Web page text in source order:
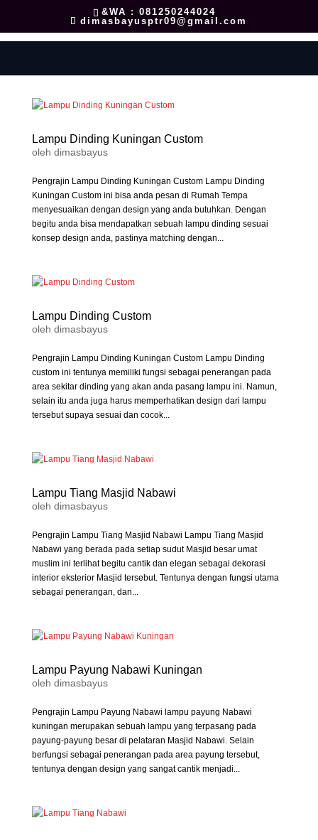
&WA : 081250244024
dimasbayusptr09@gmail.com
Lampu Dinding Kuningan Custom
oleh dimasbayus
Pengrajin Lampu Dinding Kuningan Custom Lampu Dinding
Kuningan Custom ini bisa anda pesan di Rumah Tempa
menyesuaikan dengan design yang anda butuhkan. Dengan
begitu anda bisa mendapatkan sebuah lampu dinding sesuai
konsep design anda, pastinya matching dengan...
Lampu Dinding Custom
oleh dimasbayus
Pengrajin Lampu Dinding Kuningan Custom Lampu Dinding
custom ini tentunya memiliki fungsi sebagai penerangan pada
area sekitar dinding yang akan anda pasang lampu ini. Namun,
selain itu anda juga harus memperhatikan design dari lampu
tersebut supaya sesuai dan cocok...
Lampu Tiang Masjid Nabawi
oleh dimasbayus
Pengrajin Lampu Tiang Masjid Nabawi Lampu Tiang Masjid
Nabawi yang berada pada setiap sudut Masjid besar umat
muslim ini terlihat begitu cantik dan elegan sebagai dekorasi
interior eksterior Masjid tersebut. Tentunya dengan fungsi utama
sebagai penerangan, dan...
Lampu Payung Nabawi Kuningan
oleh dimasbayus
Pengrajin Lampu Payung Nabawi lampu payung Nabawi
kuningan merupakan sebuah lampu yang terpasang pada
payung-payung besar di pelataran Masjid Nabawi. Selain
berfungsi sebagai penerangan pada area payung tersebut,
tentunya dengan design yang sangat cantik menjadi...